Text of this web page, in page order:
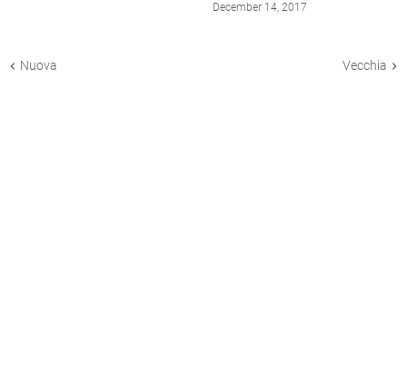
December 14, 2017
Nuova Vecchia